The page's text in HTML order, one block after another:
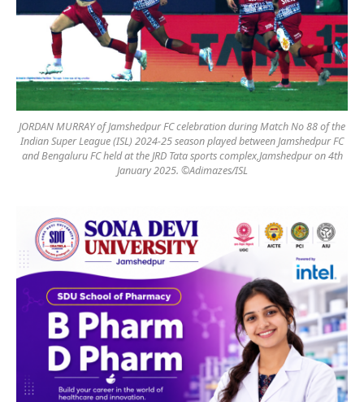
JORDAN MURRAY of Jamshedpur FC celebration during Match No 88 of the
Indian Super League (ISL) 2024-25 season played between Jamshedpur FC
and Bengaluru FC held at the JRD Tata sports complex,Jamshedpur on 4th
January 2025. ©Adimazes/ISL